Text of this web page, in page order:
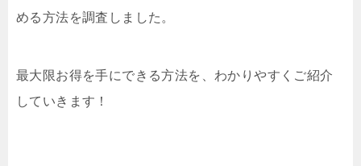
める方法を調査しました。
最大限お得を手にできる方法を、わかりやすくご紹介
していきます！